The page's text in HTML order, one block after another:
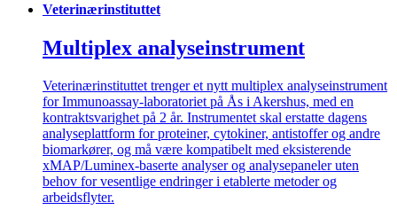
Veterinærinstituttet
Multiplex analyseinstrument
Veterinærinstituttet trenger et nytt multiplex analyseinstrument
for Immunoassay-laboratoriet på Ås i Akershus, med en
kontraktsvarighet på 2 år. Instrumentet skal erstatte dagens
analyseplattform for proteiner, cytokiner, antistoffer og andre
biomarkører, og må være kompatibelt med eksisterende
xMAP/Luminex-baserte analyser og analysepaneler uten
behov for vesentlige endringer i etablerte metoder og
arbeidsflyter.